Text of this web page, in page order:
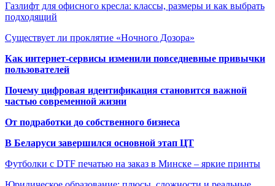
Газлифт для офисного кресла: классы, размеры и как выбрать
подходящий
Существует ли проклятие «Ночного Дозора»
Как интернет-сервисы изменили повседневные привычки
пользователей
Почему цифровая идентификация становится важной
частью современной жизни
От подработки до собственного бизнеса
В Беларуси завершился основной этап ЦТ
Футболки с DTF печатью на заказ в Минске – яркие принты